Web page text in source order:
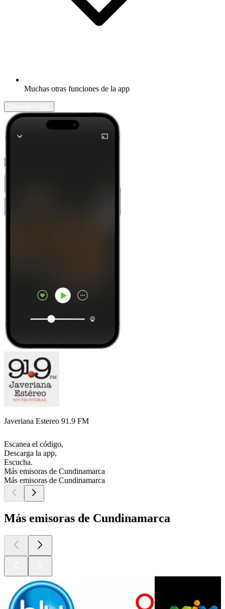
Muchas otras funciones de la app
Javeriana Estereo 91.9 FM
Escanea el código,
Descarga la app,
Escucha.
Más emisoras de Cundinamarca
Más emisoras de Cundinamarca
Más emisoras de Cundinamarca